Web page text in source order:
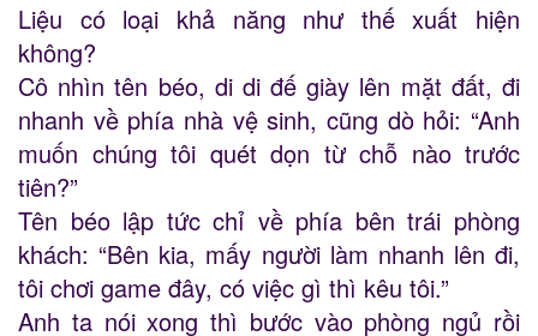
Liệu có loại khả năng như thế xuất hiện
không?
Cô nhìn tên béo, di di đế giày lên mặt đất, đi
nhanh về phía nhà vệ sinh, cũng dò hỏi: “Anh
muốn chúng tôi quét dọn từ chỗ nào trước
tiên?”
Tên béo lập tức chỉ về phía bên trái phòng
khách: “Bên kia, mấy người làm nhanh lên đi,
tôi chơi game đây, có việc gì thì kêu tôi.”
Anh ta nói xong thì bước vào phòng ngủ rồi